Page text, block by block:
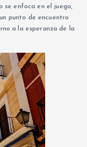
se enfoca en el juego,
punto de encuentro
a la esperanza de la